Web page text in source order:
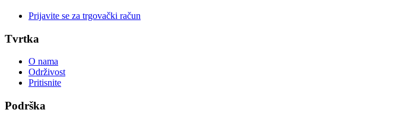
Prijavite se za trgovački račun
Tvrtka
O nama
Održivost
Pritisnite
Podrška